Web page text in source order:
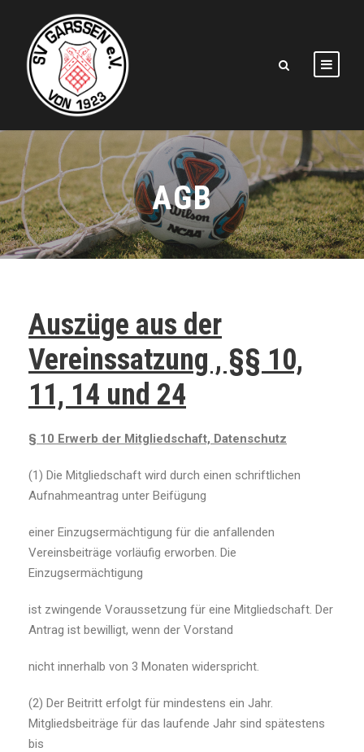
AGB
Auszüge aus der
Vereinssatzung , §§ 10,
11, 14 und 24
§ 10 Erwerb der Mitgliedschaft, Datenschutz
(1) Die Mitgliedschaft wird durch einen schriftlichen
Aufnahmeantrag unter Beifügung
einer Einzugsermächtigung für die anfallenden
Vereinsbeiträge vorläufig erworben. Die
Einzugsermächtigung
ist zwingende Voraussetzung für eine Mitgliedschaft. Der
Antrag ist bewilligt, wenn der Vorstand
nicht innerhalb von 3 Monaten widerspricht.
(2) Der Beitritt erfolgt für mindestens ein Jahr.
Mitgliedsbeiträge für das laufende Jahr sind spätestens
bis